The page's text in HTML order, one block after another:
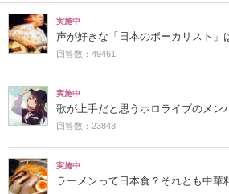
実施中
声が好きな「日本のボーカリスト」
回答数：49461
実施中
歌が上手だと思うホロライブのメン
回答数：23843
実施中
ラーメンって日本食？それとも中華